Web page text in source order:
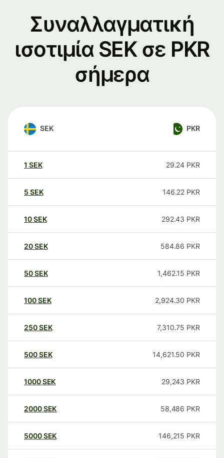
Συναλλαγματική
ισοτιμία SEK σε PKR
σήμερα
SEK PKR
1 SEK 29.24 PKR
5 SEK 146.22 PKR
10SEK 292.43 PKR
20SEK 584.86 PKR
50SEK 1,462.15 PKR
100SEK 2,924.30 PKR
250SEK 7,310.75 PKR
500SEK 14,621.50 PKR
1000SEK 29,243 PKR
2000SEK 58,486 PKR
5000SEK 146,215 PKR